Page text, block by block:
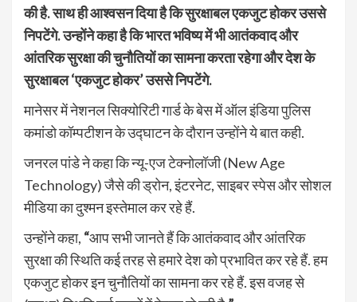
की है. साथ ही आश्वसन दिया है कि सुरक्षाबल एकजुट होकर उससे
निपटेंगे. उन्होंने कहा है कि भारत भविष्य में भी आतंकवाद और
आंतरिक सुरक्षा की चुनौतियों का सामना करता रहेगा और देश के
सुरक्षाबल ‘एकजुट होकर’ उससे निपटेंगे.
मानेसर में नेशनल सिक्योरिटी गार्ड के बेस में ऑल इंडिया पुलिस
कमांडो कॉम्पटीशन के उद्घाटन के दौरान उन्होंने ये बात कही.
जनरल पांडे ने कहा कि न्यू-एज टेक्नोलॉजी (New Age
Technology) जैसे की ड्रोन, इंटरनेट, साइबर स्पेस और सोशल
मीडिया का दुश्मन इस्तेमाल कर रहे हैं.
उन्होंने कहा, “आप सभी जानते हैं कि आतंकवाद और आंतरिक
सुरक्षा की स्थिति कई तरह से हमारे देश को प्रभावित कर रहे हैं. हम
एकजुट होकर इन चुनौतियों का सामना कर रहे हैं. इस वजह से